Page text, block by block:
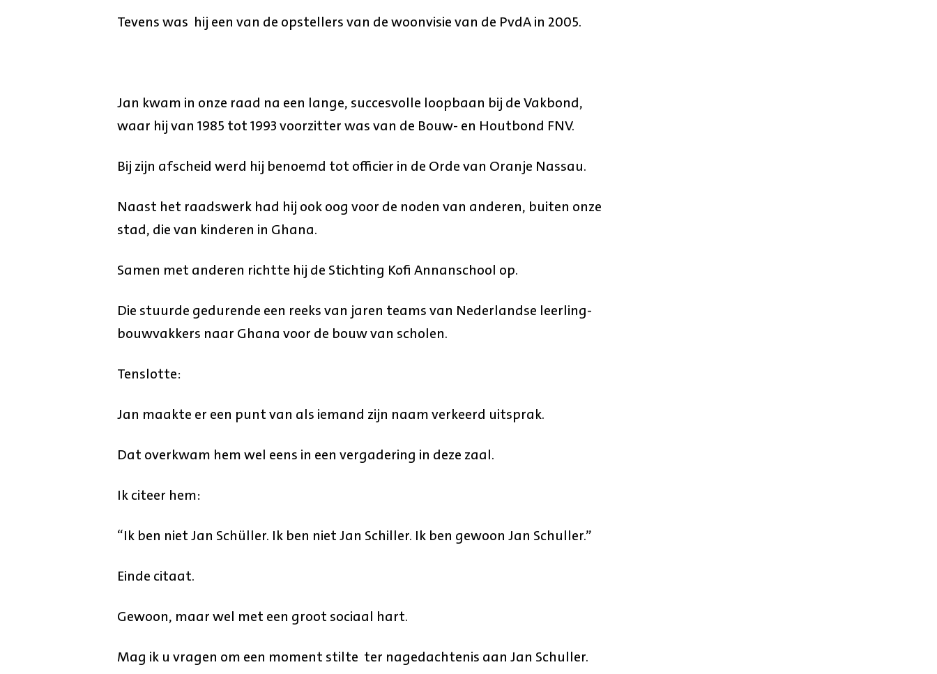
Tevens was hij een van de opstellers van de woonvisie van de PvdA in 2005.
Jan kwam in onze raad na een lange, succesvolle loopbaan bij de Vakbond,
waar hij van 1985 tot 1993 voorzitter was van de Bouw- en Houtbond FNV.
Bij zijn afscheid werd hij benoemd tot officier in de Orde van Oranje Nassau.
Naast het raadswerk had hij ook oog voor de noden van anderen, buiten onze
stad, die van kinderen in Ghana.
Samen met anderen richtte hij de Stichting Kofi Annanschool op.
Die stuurde gedurende een reeks van jaren teams van Nederlandse leerling-
bouwvakkers naar Ghana voor de bouw van scholen.
Tenslotte:
Jan maakte er een punt van als iemand zijn naam verkeerd uitsprak.
Dat overkwam hem wel eens in een vergadering in deze zaal.
Ik citeer hem:
“Ik ben niet Jan Schüller. Ik ben niet Jan Schiller. Ik ben gewoon Jan Schuller.”
Einde citaat.
Gewoon, maar wel met een groot sociaal hart.
Mag ik u vragen om een moment stilte ter nagedachtenis aan Jan Schuller.